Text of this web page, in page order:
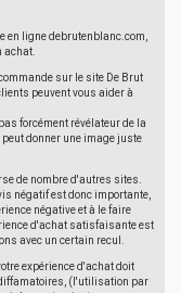
en ligne debrutenblanc.com,
achat.
sur le site De Brut
peuvent vous aider à
forcément révélateur de la
donner une image juste
de nombre d'autres sites.
négatif est donc importante,
négative et à le faire
d'achat satisfaisante est
avec un certain recul.
expérience d'achat doit
(l'utilisation par